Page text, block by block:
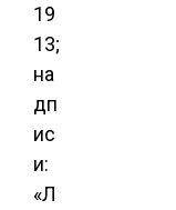
19
13;
на
дп
ис
и:
«Л